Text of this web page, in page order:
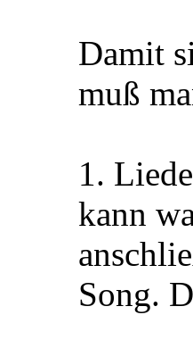
Damit
muß
1.
kann
Song.